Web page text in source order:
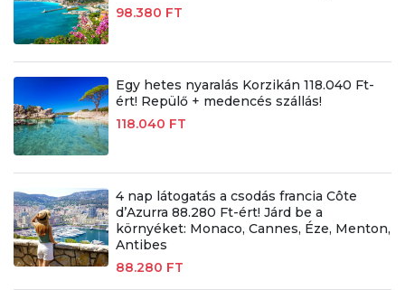
98.380 FT
Egy hetes nyaralás Korzikán 118.040 Ft-
ért! Repülő + medencés szállás!
118.040 FT
4 nap látogatás a csodás francia Côte
d’Azurra 88.280 Ft-ért! Járd be a
környéket: Monaco, Cannes, Éze, Menton,
Antibes
88.280 FT